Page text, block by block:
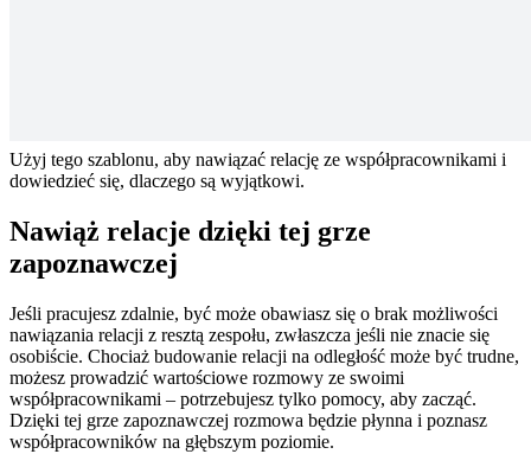
Użyj tego szablonu, aby nawiązać relację ze współpracownikami i
dowiedzieć się, dlaczego są wyjątkowi.
Nawiąż relacje dzięki tej grze
zapoznawczej
Jeśli pracujesz zdalnie, być może obawiasz się o brak możliwości
nawiązania relacji z resztą zespołu, zwłaszcza jeśli nie znacie się
osobiście. Chociaż budowanie relacji na odległość może być trudne,
możesz prowadzić wartościowe rozmowy ze swoimi
współpracownikami – potrzebujesz tylko pomocy, aby zacząć.
Dzięki tej grze zapoznawczej rozmowa będzie płynna i poznasz
współpracowników na głębszym poziomie.